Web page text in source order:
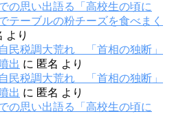
思い出語る「高校生の頃に
テーブルの粉チーズを食べまく
より
民税調大荒れ 「首相の独断」
出 に 匿名 より
民税調大荒れ 「首相の独断」
出 に 匿名 より
思い出語る「高校生の頃に